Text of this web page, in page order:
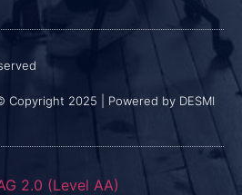
2025 | Powered by DESMI